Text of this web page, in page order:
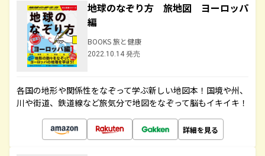
地球のなぞり方 旅地図 ヨーロッパ
編
BOOKS 旅と健康
2022.10.14 発売
各国の地形や関係性をなぞって学ぶ新しい地図本！国境や州、
川や街道、鉄道線など旅気分で地図をなぞって脳もイキイキ！
詳細を見る